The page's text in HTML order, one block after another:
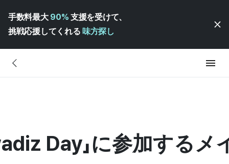
手数料最大 90% 支援を受けて、
挑戦応援してくれる 味方探し
Day」に参加するメ